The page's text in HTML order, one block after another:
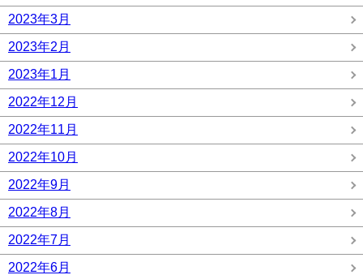
2023年3月
2023年2月
2023年1月
2022年12月
2022年11月
2022年10月
2022年9月
2022年8月
2022年7月
2022年6月